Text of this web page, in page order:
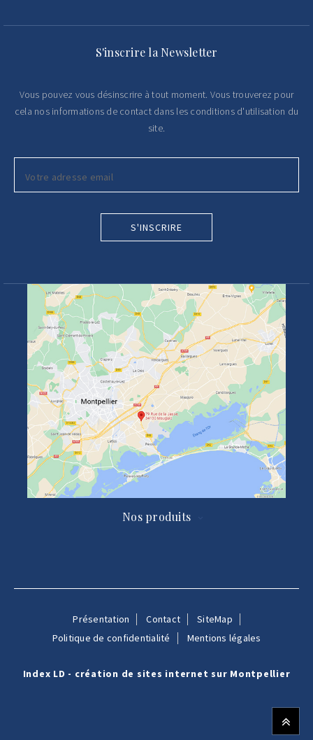
S'inscrire la Newsletter
Vous pouvez vous désinscrire à tout moment. Vous trouverez pour
cela nos informations de contact dans les conditions d'utilisation du
site.
S'INSCRIRE
Nos produits
Présentation Contact
SiteMap
Politique de confidentialité
Mentions légales
Index LD - création de sites internet sur Montpellier